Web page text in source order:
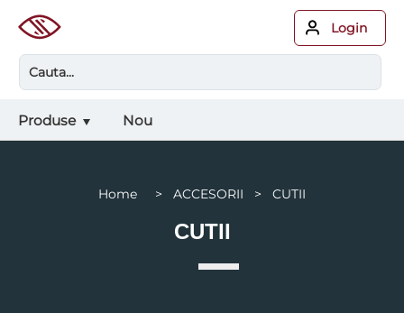
Login
Produse Nou
Home > ACCESORII > CUTII
CUTII